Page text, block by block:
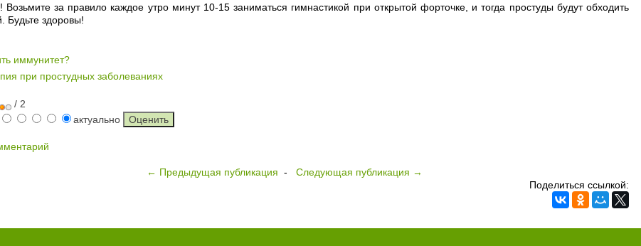
Возьмите за правило каждое утро минут 10-15 заниматься гимнастикой при открытой форточке, и тогда простуды будут обходить
Будьте здоровы!
иммунитет?
при простудных заболеваниях
/ 2
актуально
← Предыдущая публикация -Следующая публикация →
Поделиться ссылкой: